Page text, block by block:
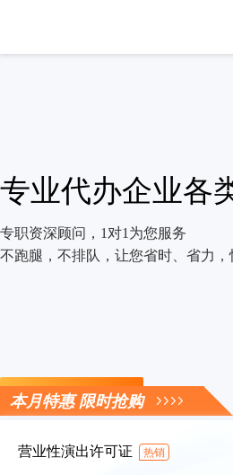
专业代办企业各
专职资深顾问，1对1为您服务
不跑腿，不排队，让您省时、省力，
立即咨询
本月特惠 限时抢购
营业性演出许可证 热销